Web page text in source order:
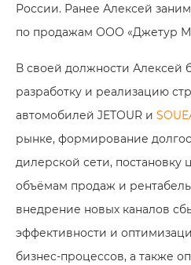
России. Ранее Алексей
по продажам ООО «Джетур
В своей должности Алексей
разработку и реализацию
автомобилей JETOUR и
рынке, формирование
дилерской сети, постановку
объёмам продаж и
внедрение новых каналов
эффективности и
бизнес‑процессов, а также